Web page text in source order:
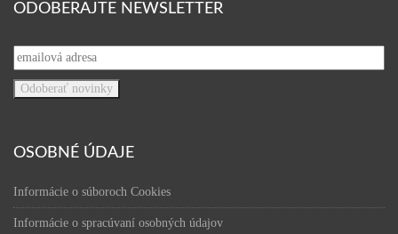
ODOBERAJTE NEWSLETTER
OSOBNÉ ÚDAJE
Informácie o súboroch Cookies
Informácie o spracúvaní osobných údajov